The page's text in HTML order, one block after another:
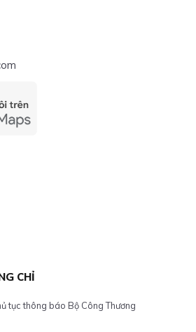
CHỈ
tục thông báo Bộ Công Thương